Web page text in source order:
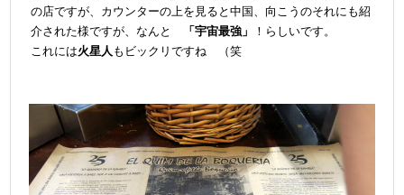
の店ですが、カウンターの上を 見ると中国、向こうのそれにも紹
介された様ですが、なんと
「宇宙最強」
！らしいです。
これには火星人 もビックリですね （笑